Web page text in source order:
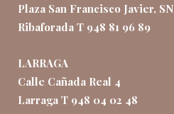
Plaza San Francisco Javier, SN
Ribaforada T 948 81 96 89
LARRAGA
Calle Cañada Real 4
Larraga T 948 04 02 48